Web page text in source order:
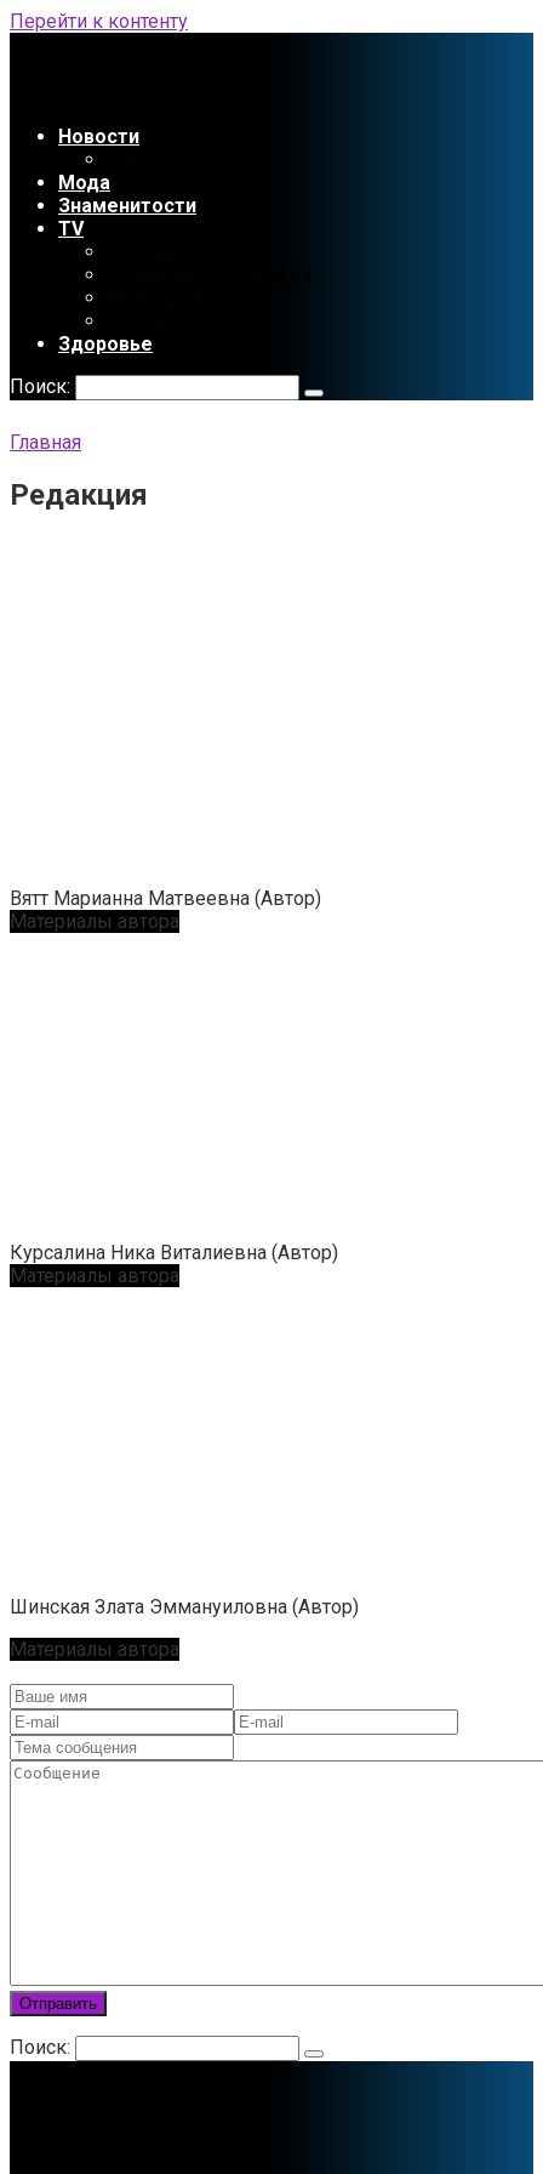
Перейти к контенту
Новости
Мода
Знаменитости
TV
Здоровье
Поиск:
Главная
Редакция
Вятт Марианна Матвеевна (Автор)
Материалы автора
Курсалина Ника Виталиевна (Автор)
Материалы автора
Шинская Злата Эммануиловна (Автор)
Материалы автора
Отправить
Поиск: